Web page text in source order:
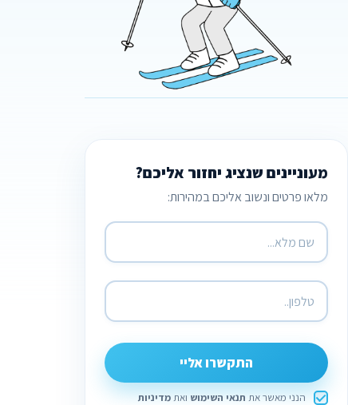
מעוניינים שנציג יחזור אליכם?
מלאו פרטים ונשוב אליכם במהירות:
התקשרו אליי
הנני מאשר את תנאי השימוש ואתמדיניות